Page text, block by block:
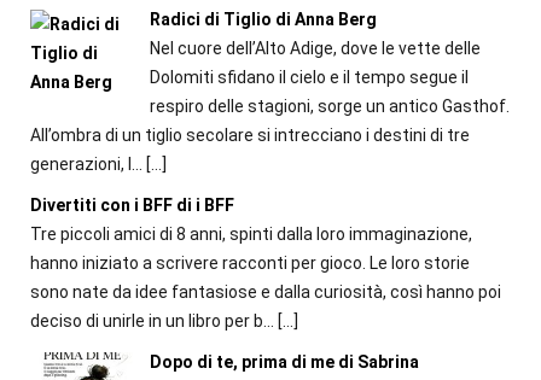
Radici di Tiglio di Anna Berg
Nel cuore dell’Alto Adige, dove le vette delle
Dolomiti sfidano il cielo e il tempo segue il
respiro delle stagioni, sorge un antico Gasthof.
All’ombra di un tiglio secolare si intrecciano i destini di tre
generazioni, l...
[…]
Divertiti con i BFF di i BFF
Tre piccoli amici di 8 anni, spinti dalla loro immaginazione,
hanno iniziato a scrivere racconti per gioco. Le loro storie
sono nate da idee fantasiose e dalla curiosità, così hanno poi
deciso di unirle in un libro per b...
[…]
Dopo di te, prima di me di Sabrina